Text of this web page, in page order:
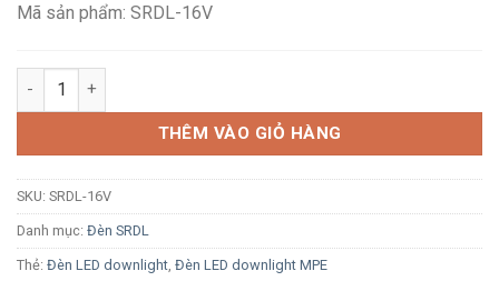
Mã sản phẩm: SRDL-16V
Đèn LED ốp trần tràn viền MPE SRDL-16V 16W ánh sáng vàng
THÊM VÀO GIỎ HÀNG
SKU: SRDL-16V
Danh mục: Đèn SRDL
Thẻ: Đèn LED downlight Đèn LED downlight MPE